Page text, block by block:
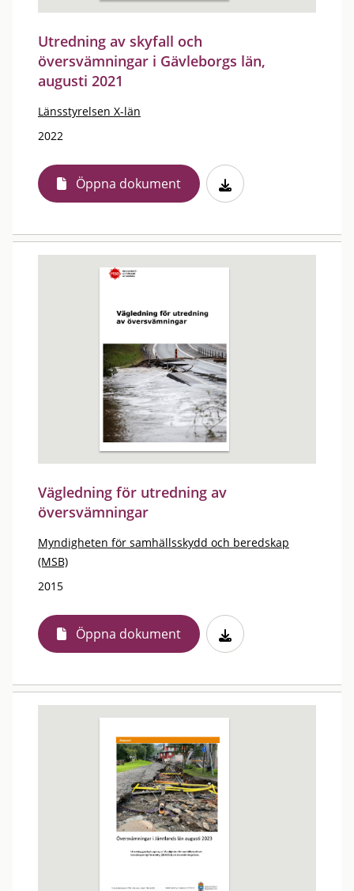
Utredning av skyfall och
översvämningar i Gävleborgs län,
augusti 2021
Länsstyrelsen X-län
2022
Öppna dokument
Vägledning för utredning av
översvämningar
Myndigheten för samhällsskydd och beredskap
(MSB)
2015
Öppna dokument